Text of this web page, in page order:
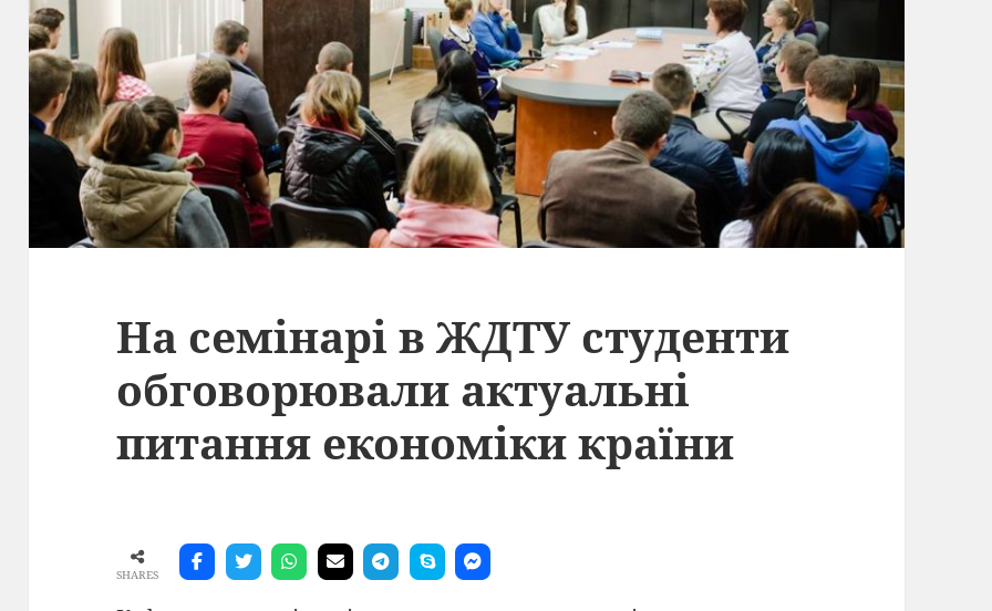
На семінарі в ЖДТУ студенти
обговорювали актуальні
питання економіки країни
SHARES